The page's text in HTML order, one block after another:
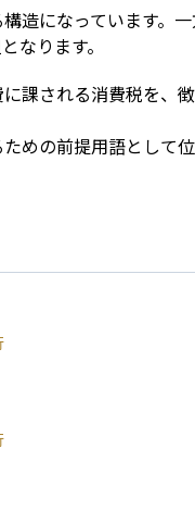
造になっています。
なります。
課される消費税を、
めの前提用語として